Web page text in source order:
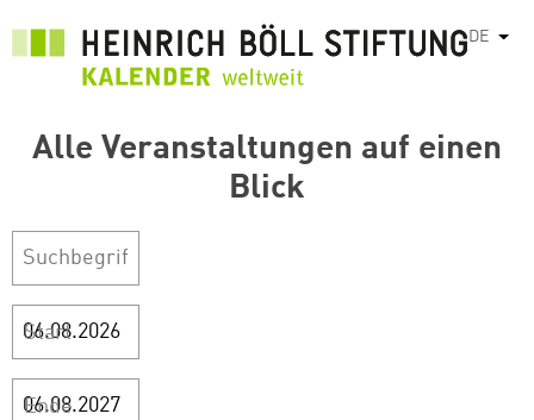
DE
Alle Veranstaltungen auf einen
Blick
Start
Ende